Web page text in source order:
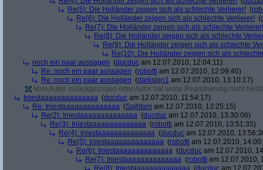
Re(5): Die Holländer zeigen sich als schlechte Verlierer! (
Re(6): Die Holländer zeigen sich als schlechte Verlierer! (
Re(7): Die Holländer zeigen sich als schlechte Verlierer!
Re(8): Die Holländer zeigen sich als schlechte
Re(9): Die Holländer zeigen sich als schlechte
Re(10): Die Holländer zeigen sich als
noch ein paar aussagen (ducduc am 12.07.2010, 12:04:11)
Re: noch ein paar aussagen (robotti am 12.07.2010, 12:09:40)
Re: noch ein paar aussagen (darksign1 am 12.07.2010, 13:10:17)
Vom Autor zurückgezogen oder Autor hat seine Registrierung nicht
Iniestaaaaaaaaaaaaaa (ducduc am 12.07.2010, 11:54:17)
Re: Iniestaaaaaaaaaaaaaa (Sajhtam am 12.07.2010, 13:25:15)
Re(2): Iniestaaaaaaaaaaaaaa (ducduc am 12.07.2010, 13:30:06)
Re(3): Iniestaaaaaaaaaaaaaa (robotti am 12.07.2010, 13:51:35)
Re(4): Iniestaaaaaaaaaaaaaa (ducduc am 12.07.2010,
Re(5): Iniestaaaaaaaaaaaaaa (robotti am 12.07.2010,
Re(6): Iniestaaaaaaaaaaaaaa (ducduc am 12.07.2010,
Re(7): Iniestaaaaaaaaaaaaaa (robotti am 12.07.2010,
Re(8): Iniestaaaaaaaaaaaaaa (ducduc am